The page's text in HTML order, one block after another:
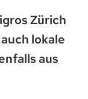
Zürich
lokale
aus